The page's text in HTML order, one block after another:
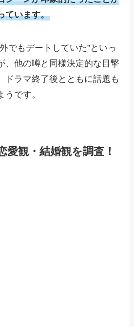
ています。
でもデートしていた”といっ
、他の噂と同様決定的な目撃
ドラマ終了後とともに話題も
です。
愛観・結婚観を調査！